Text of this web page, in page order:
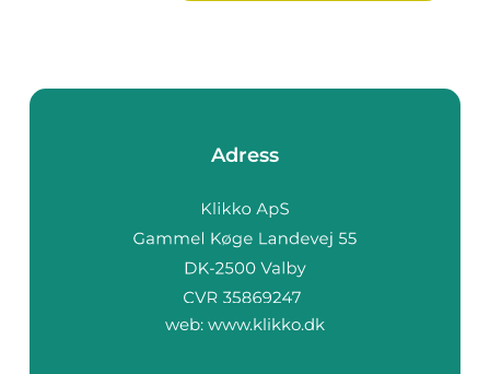
Adress
web: www.klikko.dk